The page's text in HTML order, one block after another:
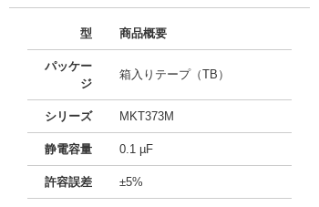
型 商品概要
パッケー
ジ
箱入りテープ（TB）
シリーズ MKT373M
静電容量 0.1 µF
許容誤差 ±5%